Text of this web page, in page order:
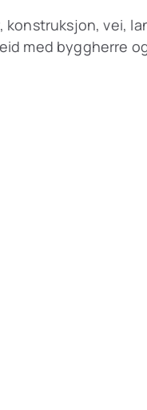
vei,
med byggherre